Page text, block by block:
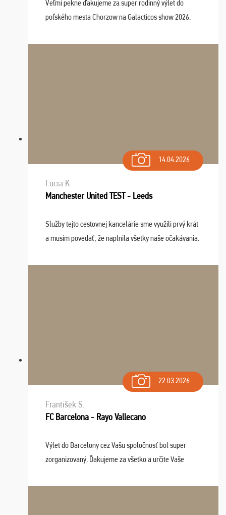
Veľmi pekne ďakujeme za super rodinný výlet do
poľského mesta Chorzow na Galacticos show 2026.
Navštívili sme aj zábavný park Legendia, previe ...
14.04.2026
Lucia K.
Manchester United TEST - Leeds
Služby tejto cestovnej kancelárie sme využili prvý krát
a musím povedať, že naplnila všetky naše očakávania.
dispozícii nonstop (milí, profesionálni ...
22.03.2026
František S.
FC Barcelona - Rayo Vallecano
Výlet do Barcelony cez Vašu spoločnosť bol super
zorganizovaný. Ďakujeme za všetko a určite Vaše